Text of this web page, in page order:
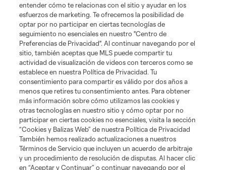
Club Sites
Términos de servicio Política de privacidad
No vender mi información
Cookies Settings
©2026 MLS. El nombre y escudo de la Major League Soccer y MLS son
marcas registradas de League Soccer, L.L.C. (“MLS”). Los nombres y logos
de los equipos de la MLS están registrados y son marcas bajo ley común
de la MLS o son usadas con el permiso de sus propietarios. Uso
desautorizado está prohibido.
entender cómo te relacionas con el sitio y ayudar en los
esfuerzos de marketing. Te ofrecemos la posibilidad de
optar por no participar en ciertas tecnologías de
seguimiento no esenciales en nuestro "Centro de
Preferencias de Privacidad". Al continuar navegando por el
sitio, también aceptas que MLS puede compartir tu
actividad de visualización de videos con terceros como se
establece en nuestra Política de Privacidad. Tu
consentimiento para compartir es válido por dos años a
menos que retires tu consentimiento antes. Para obtener
más información sobre cómo utilizamos las cookies y
otras tecnologías en nuestro sitio y cómo optar por no
participar en ciertas cookies no esenciales, visita la sección
“Cookies y Balizas Web” de nuestra Política de Privacidad
También hemos realizado actualizaciones a nuestros
Términos de Servicio que incluyen un acuerdo de arbitraje
y un procedimiento de resolución de disputas. Al hacer clic
en “Aceptar y Continuar” o continuar navegando por el